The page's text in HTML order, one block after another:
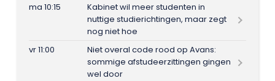
ma 10:15
Kabinet wil meer studenten in
nuttige studierichtingen, maar zegt
nog niet hoe
vr 11:00
Niet overal code rood op Avans:
sommige afstudeerzittingen gingen
wel door